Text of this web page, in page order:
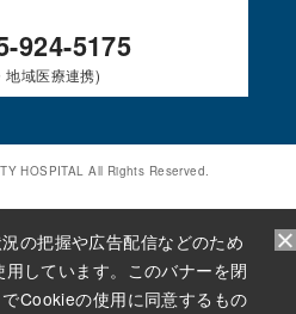
924-5175
地域医療連携)
HOSPITAL All Rights Reserved.
の把握や広告配信などのため
しています。このバナーを閉
Cookieの使用に同意するもの